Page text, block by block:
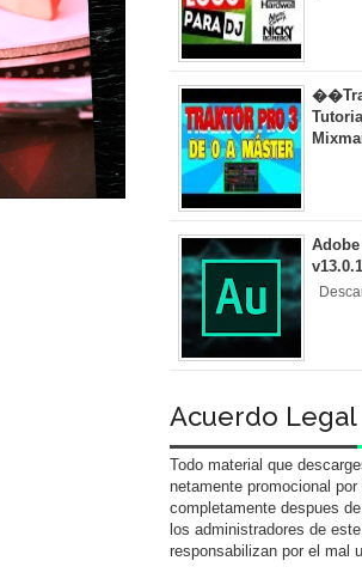
Acuerdo Legal
Todo material que
netamente promocional
completamente despues
los administradores de
responsabilizan por el mal